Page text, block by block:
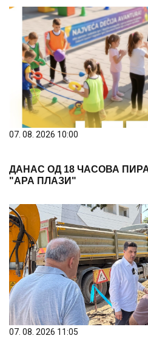
07. 08. 2026 10:00
ДАНАС ОД 18 ЧАСОВА
"АРА ПЛАЗИ"
07. 08. 2026 11:05